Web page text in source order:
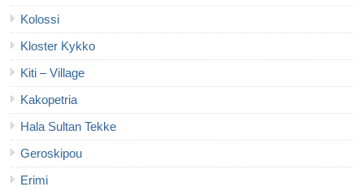
Kolossi
Kloster Kykko
Kiti – Village
Kakopetria
Hala Sultan Tekke
Geroskipou
Erimi